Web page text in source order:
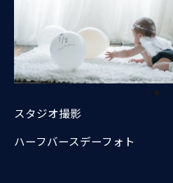
スタジオ撮影
ハーフバースデーフォト